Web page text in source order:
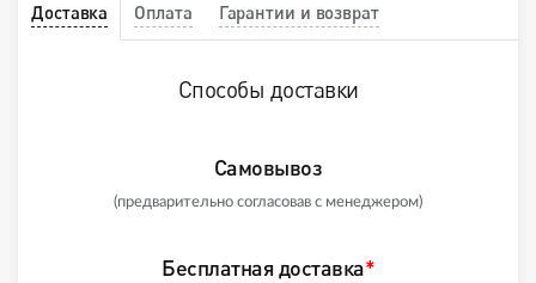
Доставка Оплата Гарантии и возврат
Способы доставки
Самовывоз
(предварительно согласовав с менеджером)
Бесплатная доставка*